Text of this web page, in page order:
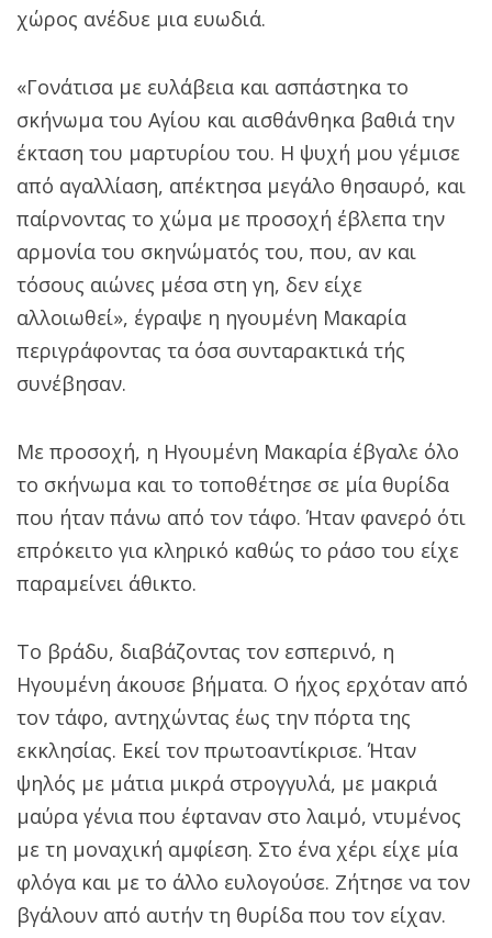
χώρος ανέδυε μια ευωδιά.
«Γονάτισα με ευλάβεια και ασπάστηκα το
σκήνωμα του Αγίου και αισθάνθηκα βαθιά την
έκταση του μαρτυρίου του. Η ψυχή μου γέμισε
από αγαλλίαση, απέκτησα μεγάλο θησαυρό, και
παίρνοντας το χώμα με προσοχή έβλεπα την
αρμονία του σκηνώματός του, που, αν και
τόσους αιώνες μέσα στη γη, δεν είχε
αλλοιωθεί», έγραψε η ηγουμένη Μακαρία
περιγράφοντας τα όσα συνταρακτικά τής
συνέβησαν.
Με προσοχή, η Ηγουμένη Μακαρία έβγαλε όλο
το σκήνωμα και το τοποθέτησε σε μία θυρίδα
που ήταν πάνω από τον τάφο. Ήταν φανερό ότι
επρόκειτο για κληρικό καθώς το ράσο του είχε
παραμείνει άθικτο.
Το βράδυ, διαβάζοντας τον εσπερινό, η
Ηγουμένη άκουσε βήματα. Ο ήχος ερχόταν από
τον τάφο, αντηχώντας έως την πόρτα της
εκκλησίας. Εκεί τον πρωτοαντίκρισε. Ήταν
ψηλός με μάτια μικρά στρογγυλά, με μακριά
μαύρα γένια που έφταναν στο λαιμό, ντυμένος
με τη μοναχική αμφίεση. Στο ένα χέρι είχε μία
φλόγα και με το άλλο ευλογούσε. Ζήτησε να τον
βγάλουν από αυτήν τη θυρίδα που τον είχαν.